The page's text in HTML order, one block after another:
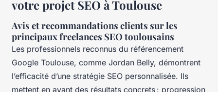
votre projet SEO à Toulouse
Avis et recommandations clients sur les
principaux freelances SEO toulousains
Les professionnels reconnus du référencement
Google Toulouse, comme Jordan Belly, démontrent
l’efficacité d’une stratégie SEO personnalisée. Ils
mettent en avant des résultats concrets : progression